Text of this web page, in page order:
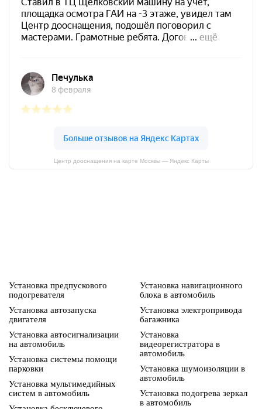
Центр дооснащения на карте Москвы — Яндекс Карты
Установка предпускового
подогревателя
Установка автозапуска
двигателя
Установка автосигнализации
на автомобиль
Установка системы помощи
парковки
Установка мультимедийных
систем в автомобиль
Установка навигационного
блока в автомобиль
Установка электропривода
багажника
Установка
видеорегистратора в
автомобиль
Установка шумоизоляции в
автомобиль
Установка подогрева зеркал
в автомобиль